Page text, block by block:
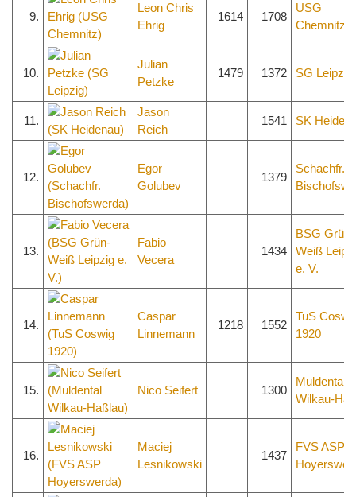
9.
Leon Chris
Ehrig
1614 1708
USG
Chemnitz
10.
Julian
Petzke
1479 1372 SG Leipzig
11.
Jason
Reich
1541 SK
12.
Egor
Golubev
1379
Schachfr.
13.
Fabio
Vecera
1434
BSG Grün-
Weiß
e. V.
14.
Caspar
Linnemann
1218 1552
TuS
1920
15. Nico Seifert 1300
Muldental
Wilkau-
16.
Maciej
Lesnikowski
1437
FVS ASP